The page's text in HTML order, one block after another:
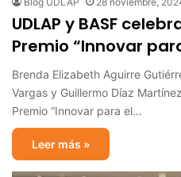
UDLAP y BASF
Premio “Innovar
Brenda Elizabeth Aguirre
Vargas y Guillermo Díaz
Premio “Innovar para el…
Leer más »